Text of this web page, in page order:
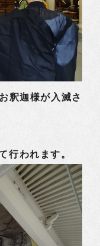
釈迦様が入滅さ
行われます。